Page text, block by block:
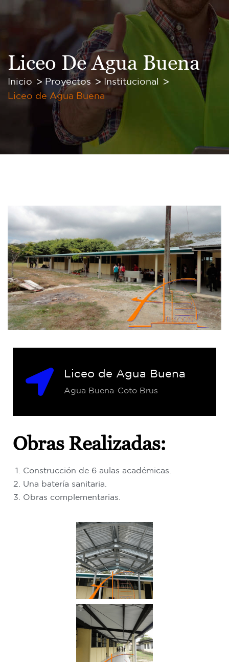
Liceo De Agua Buena
Inicio Proyectos
Institucional
Liceo de Agua Buena
Liceo de Agua Buena
Agua Buena-Coto Brus
Obras Realizadas:
Construcción de 6 aulas académicas.
Una batería sanitaria.
Obras complementarias.